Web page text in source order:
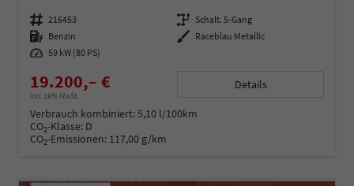
Fahrzeugnummer 216453 Getriebe Schalt. 5-Gang
Kraftstoff Benzin Außenfarbe Raceblau Metallic
Leistung 59 kW (80 PS)
19.200,– €
incl. 19% MwSt.
Details
Verbrauch kombiniert:5,10 l/100km
CO2-Klasse: D
CO2-Emissionen: 117,00 g/km